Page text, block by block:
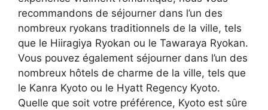
recommandons de séjourner dans l’un des
nombreux ryokans traditionnels de la ville, tels
que le Hiiragiya Ryokan ou le Tawaraya Ryokan.
Vous pouvez également séjourner dans l’un des
nombreux hôtels de charme de la ville, tels que
le Kanra Kyoto ou le Hyatt Regency Kyoto.
Quelle que soit votre préférence, Kyoto est sûre